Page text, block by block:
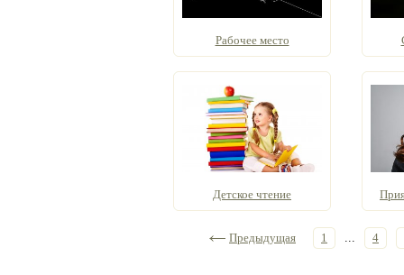
Рабочее место
Детское чтение
Предыдущая 1 ... 4